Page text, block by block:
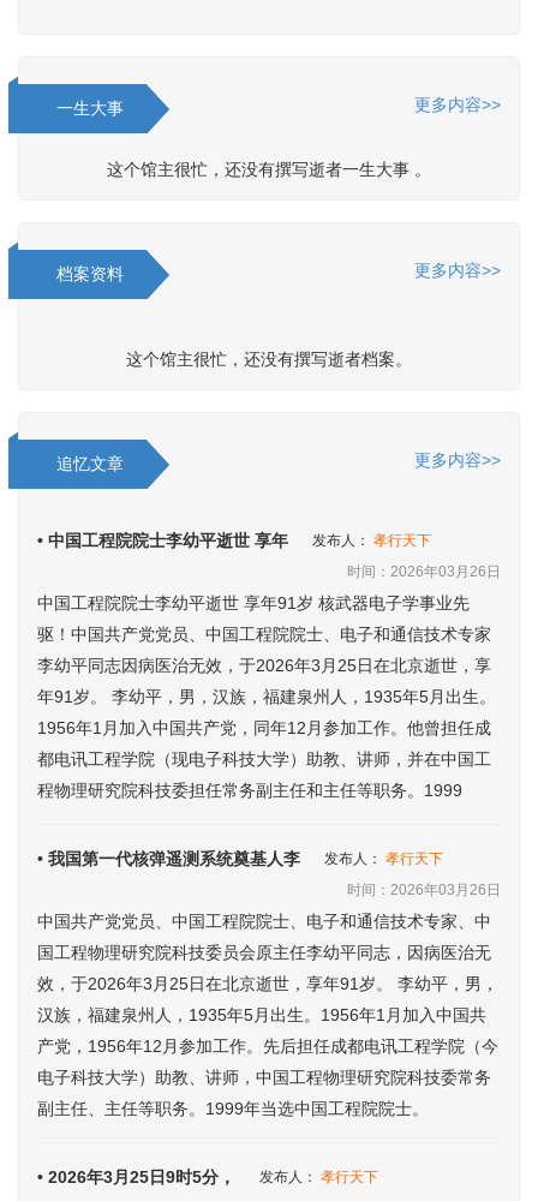
一生大事 更多内容>>
这个馆主很忙，还没有撰写逝者一生大事 。
档案资料 更多内容>>
这个馆主很忙，还没有撰写逝者档案。
追忆文章 更多内容>>
• 中国工程院院士李幼平逝世 享年 发布人： 孝行天下
时间：2026年03月26日
中国工程院院士李幼平逝世 享年91岁 核武器电子学事业先
驱！中国共产党党员、中国工程院院士、电子和通信技术专家
李幼平同志因病医治无效，于2026年3月25日在北京逝世，享
年91岁。 李幼平，男，汉族，福建泉州人，1935年5月出生。
1956年1月加入中国共产党，同年12月参加工作。他曾担任成
都电讯工程学院（现电子科技大学）助教、讲师，并在中国工
程物理研究院科技委担任常务副主任和主任等职务。1999
• 我国第一代核弹遥测系统奠基人李 发布人： 孝行天下
时间：2026年03月26日
中国共产党党员、中国工程院院士、电子和通信技术专家、中
国工程物理研究院科技委员会原主任李幼平同志，因病医治无
效，于2026年3月25日在北京逝世，享年91岁。 李幼平，男，
汉族，福建泉州人，1935年5月出生。1956年1月加入中国共
产党，1956年12月参加工作。先后担任成都电讯工程学院（今
电子科技大学）助教、讲师，中国工程物理研究院科技委常务
副主任、主任等职务。1999年当选中国工程院院士。
• 2026年3月25日9时5分， 发布人： 孝行天下